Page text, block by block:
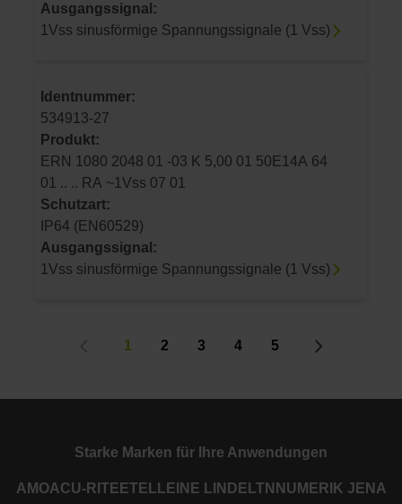
Ausgangssignal:
1Vss sinusförmige Spannungssignale (1 Vss)
Identnummer:
534913-27
Produkt:
ERN 1080 2048 01 -03 K 5,00 01 50E14A 64
01 .. .. RA ~1Vss 07 01
Schutzart:
IP64 (EN60529)
Ausgangssignal:
1Vss sinusförmige Spannungssignale (1 Vss)
1 2 3 4 5
Starke Marken für Ihre Anwendungen
AMOACU-RITE ETEL LEINE LINDE LTN NUMERIK JENA